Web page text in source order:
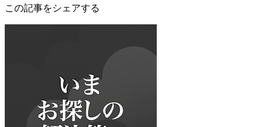
この記事をシェアする